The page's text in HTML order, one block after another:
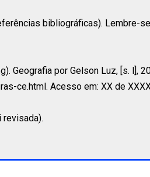
bibliográficas). Lembre-
Geografia por Gelson Luz, [s. l],
ce.html. Acesso em: XX de